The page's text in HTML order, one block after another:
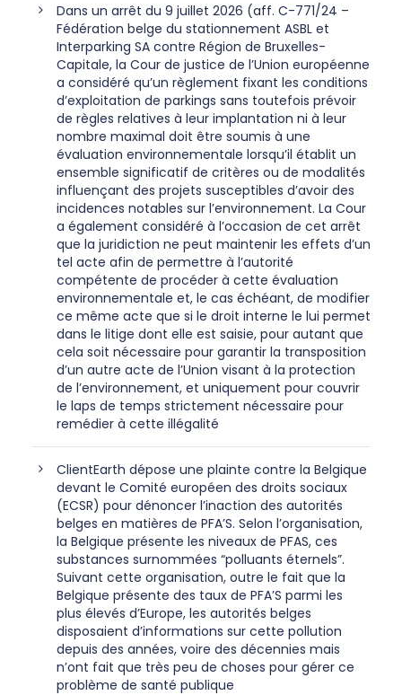
Dans un arrêt du 9 juillet 2026 (aff. C-771/24 –
Fédération belge du stationnement ASBL et
Interparking SA contre Région de Bruxelles-
Capitale, la Cour de justice de l’Union européenne
a considéré qu’un règlement fixant les conditions
d’exploitation de parkings sans toutefois prévoir
de règles relatives à leur implantation ni à leur
nombre maximal doit être soumis à une
évaluation environnementale lorsqu’il établit un
ensemble significatif de critères ou de modalités
influençant des projets susceptibles d’avoir des
incidences notables sur l’environnement. La Cour
a également considéré à l’occasion de cet arrêt
que la juridiction ne peut maintenir les effets d’un
tel acte afin de permettre à l’autorité
compétente de procéder à cette évaluation
environnementale et, le cas échéant, de modifier
ce même acte que si le droit interne le lui permet
dans le litige dont elle est saisie, pour autant que
cela soit nécessaire pour garantir la transposition
d’un autre acte de l’Union visant à la protection
de l’environnement, et uniquement pour couvrir
le laps de temps strictement nécessaire pour
remédier à cette illégalité
ClientEarth dépose une plainte contre la Belgique
devant le Comité européen des droits sociaux
(ECSR) pour dénoncer l’inaction des autorités
belges en matières de PFA’S. Selon l’organisation,
la Belgique présente les niveaux de PFAS, ces
substances surnommées “polluants éternels”.
Suivant cette organisation, outre le fait que la
Belgique présente des taux de PFA’S parmi les
plus élevés d’Europe, les autorités belges
disposaient d’informations sur cette pollution
depuis des années, voire des décennies mais
n’ont fait que très peu de choses pour gérer ce
problème de santé publique